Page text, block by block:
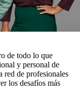
de todo lo que
y personal de
red de profesionales
los desafíos más